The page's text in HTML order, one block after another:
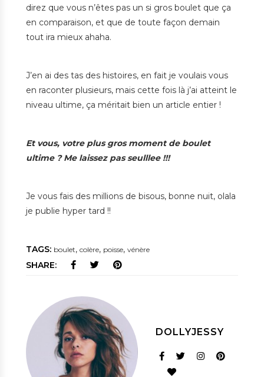
direz que vous n’êtes pas un si gros boulet que ça
en comparaison, et que de toute façon demain
tout ira mieux ahaha.
J’en ai des tas des histoires, en fait je voulais vous
en raconter plusieurs, mais cette fois là j’ai atteint le
niveau ultime, ça méritait bien un article entier !
Et vous, votre plus gros moment de boulet
ultime ? Me laissez pas seulllee !!!
Je vous fais des millions de bisous, bonne nuit, olala
je publie hyper tard !!
TAGS: boulet, colère, poisse, vénère
SHARE:
DOLLYJESSY